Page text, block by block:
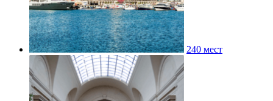
240 мест